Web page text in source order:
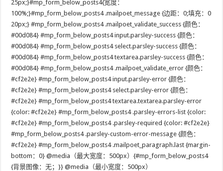
25px;}#mp_form_below_posts4{宽度：
100%;}#mp_form_below_posts4 .mailpoet_message {边距：0;填充：0
20px;} #mp_form_below_posts4 .mailpoet_validate_success {颜色：
#00d084} #mp_form_below_posts4 input.parsley-success {颜色：
#00d084} #mp_form_below_posts4 select.parsley-success {颜色：
#00d084} #mp_form_below_posts4 textarea.parsley-success {颜色：
#00d084} #mp_form_below_posts4 .mailpoet_validate_error {颜色：
#cf2e2e} #mp_form_below_posts4 input.parsley-error {颜色：
#cf2e2e} #mp_form_below_posts4 select.parsley-error {颜色：
#cf2e2e} #mp_form_below_posts4 textarea.textarea.parsley-error
{color: #cf2e2e} #mp_form_below_posts4 .parsley-errors-list {color:
#cf2e2e} #mp_form_below_posts4 .parsley-required {color: #cf2e2e}
#mp_form_below_posts4 .parsley-custom-error-message {颜色：
#cf2e2e} #mp_form_below_posts4 .mailpoet_paragraph.last {margin-
bottom：0} @media（最大宽度：500px）{#mp_form_below_posts4
{背景图像：无；}} @media（最小宽度：500px）